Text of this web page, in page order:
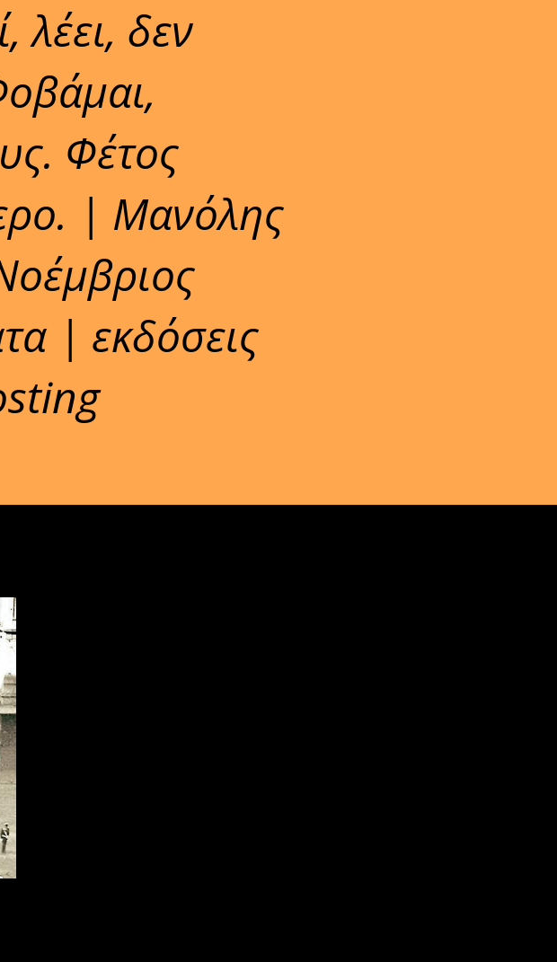
λέει, δεν
Φέτος
| Μανόλης
| εκδόσεις